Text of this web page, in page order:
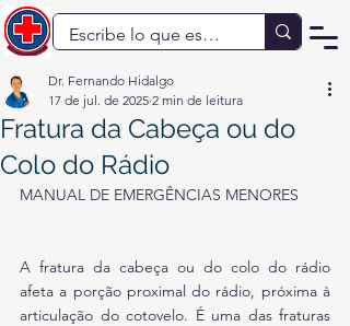
Fratura da Cabeça ou do
Colo do Rádio
Dr. Fernando Hidalgo
17 de jul. de 2025 2 min de leitura
MANUAL DE EMERGÊNCIAS MENORES
A fratura da cabeça ou do colo do rádio
afeta a porção proximal do rádio, próxima à
articulação do cotovelo. É uma das fraturas